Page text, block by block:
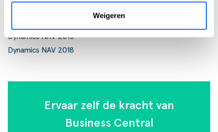
Weigeren
Dynamics NAV 2016
Dynamics NAV 2018
Ervaar zelf de kracht van
Business Central